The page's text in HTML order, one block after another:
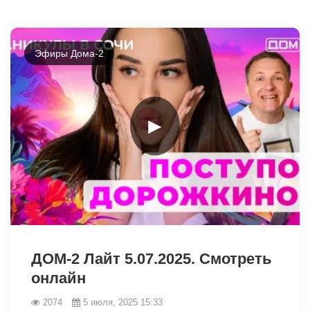
►
Эфиры Дома-2
ДОМ-2 Лайт 5.07.2025. Смотреть
онлайн
2074 5 июля, 2025 15:33